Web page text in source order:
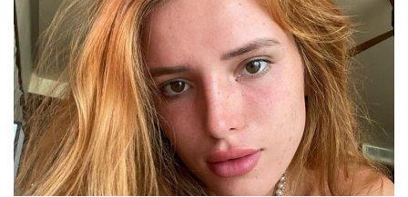
Sex a vztahy
Videa
Sledujte prima+
Přihlášení